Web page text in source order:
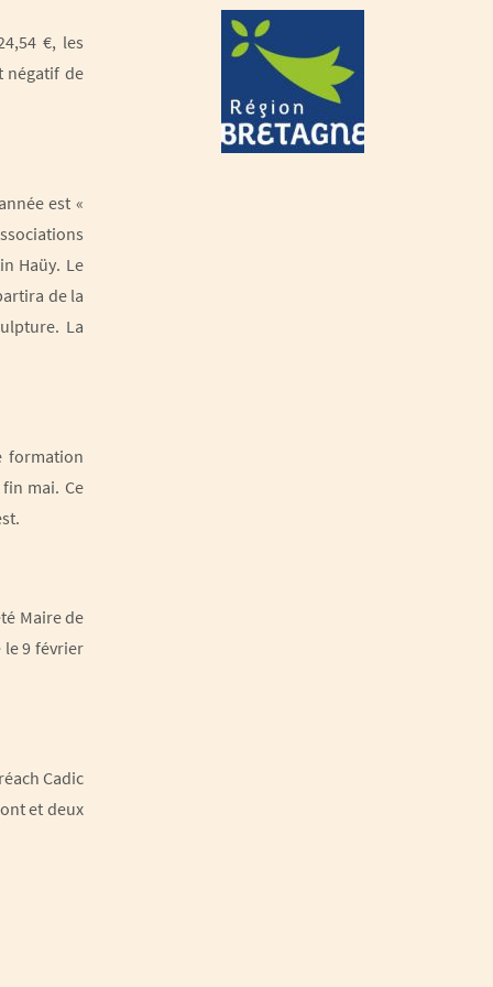
€, les
négatif de
est «
Haüy. Le
de la
La
formation
mai. Ce
Maire de
le 9 février
Cadic
et deux